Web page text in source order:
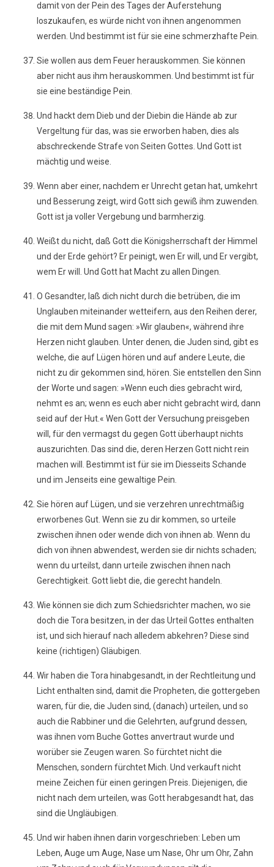
damit von der Pein des Tages der Auferstehung
loszukaufen, es würde nicht von ihnen angenommen
werden. Und bestimmt ist für sie eine schmerzhafte Pein.
Sie wollen aus dem Feuer herauskommen. Sie können
aber nicht aus ihm herauskommen. Und bestimmt ist für
sie eine beständige Pein.
Und hackt dem Dieb und der Diebin die Hände ab zur
Vergeltung für das, was sie erworben haben, dies als
abschreckende Strafe von Seiten Gottes. Und Gott ist
mächtig und weise.
Wenn aber einer, nachdem er Unrecht getan hat, umkehrt
und Besserung zeigt, wird Gott sich gewiß ihm zuwenden.
Gott ist ja voller Vergebung und barmherzig.
Weißt du nicht, daß Gott die Königsherrschaft der Himmel
und der Erde gehört? Er peinigt, wen Er will, und Er vergibt,
wem Er will. Und Gott hat Macht zu allen Dingen.
O Gesandter, laß dich nicht durch die betrüben, die im
Unglauben miteinander wetteifern, aus den Reihen derer,
die mit dem Mund sagen: »Wir glauben«, während ihre
Herzen nicht glauben. Unter denen, die Juden sind, gibt es
welche, die auf Lügen hören und auf andere Leute, die
nicht zu dir gekommen sind, hören. Sie entstellen den Sinn
der Worte und sagen: »Wenn euch dies gebracht wird,
nehmt es an; wenn es euch aber nicht gebracht wird, dann
seid auf der Hut.« Wen Gott der Versuchung preisgeben
will, für den vermagst du gegen Gott überhaupt nichts
auszurichten. Das sind die, deren Herzen Gott nicht rein
machen will. Bestimmt ist für sie im Diesseits Schande
und im Jenseits eine gewaltige Pein.
Sie hören auf Lügen, und sie verzehren unrechtmäßig
erworbenes Gut. Wenn sie zu dir kommen, so urteile
zwischen ihnen oder wende dich von ihnen ab. Wenn du
dich von ihnen abwendest, werden sie dir nichts schaden;
wenn du urteilst, dann urteile zwischen ihnen nach
Gerechtigkeit. Gott liebt die, die gerecht handeln.
Wie können sie dich zum Schiedsrichter machen, wo sie
doch die Tora besitzen, in der das Urteil Gottes enthalten
ist, und sich hierauf nach alledem abkehren? Diese sind
keine (richtigen) Gläubigen.
Wir haben die Tora hinabgesandt, in der Rechtleitung und
Licht enthalten sind, damit die Propheten, die gottergeben
waren, für die, die Juden sind, (danach) urteilen, und so
auch die Rabbiner und die Gelehrten, aufgrund dessen,
was ihnen vom Buche Gottes anvertraut wurde und
worüber sie Zeugen waren. So fürchtet nicht die
Menschen, sondern fürchtet Mich. Und verkauft nicht
meine Zeichen für einen geringen Preis. Diejenigen, die
nicht nach dem urteilen, was Gott herabgesandt hat, das
sind die Ungläubigen.
Und wir haben ihnen darin vorgeschrieben: Leben um
Leben, Auge um Auge, Nase um Nase, Ohr um Ohr, Zahn